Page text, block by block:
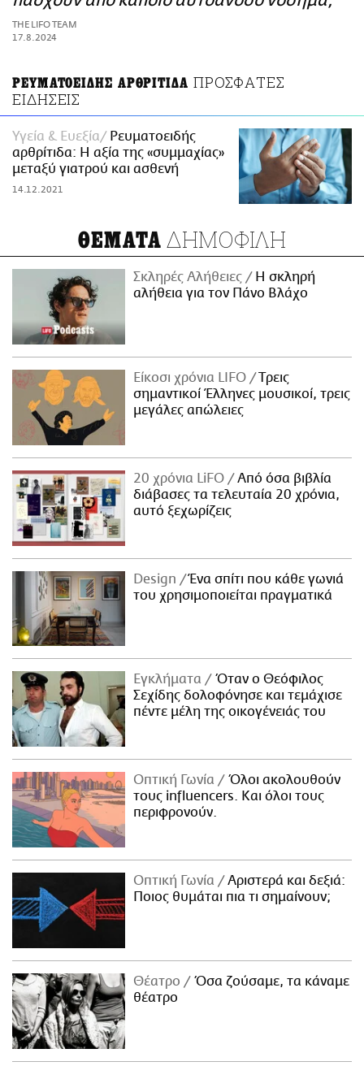
ΑΜΠΑ
PRINT
THE LIFO TEAM
17.8.2024
ΡΕΥΜΑΤΟΕΙΔΗΣ ΑΡΘΡΙΤΙΔΑ ΠΡΟΣΦΑΤΕΣ
ΕΙΔΗΣΕΙΣ
Υγεία & Ευεξία
Ρευματοειδής
αρθρίτιδα: Η αξία της «συμμαχίας»
μεταξύ γιατρού και ασθενή
14.12.2021
ΘΕΜΑΤΑ ΔΗΜΟΦΙΛΗ
Σκληρές Αλήθειες
H σκληρή
αλήθεια για τον Πάνο Βλάχο
Είκοσι χρόνια LIFO
Tρεις
σημαντικοί Έλληνες μουσικοί, τρεις
μεγάλες απώλειες
20 χρόνια LiFO
Από όσα βιβλία
διάβασες τα τελευταία 20 χρόνια,
αυτό ξεχωρίζεις
Design
Ένα σπίτι που κάθε γωνιά
του χρησιμοποιείται πραγματικά
Εγκλήματα
Όταν ο Θεόφιλος
Σεχίδης δολοφόνησε και τεμάχισε
πέντε μέλη της οικογένειάς του
Οπτική Γωνία
Όλοι ακολουθούν
τους influencers. Και όλοι τους
περιφρονούν.
Οπτική Γωνία
Αριστερά και δεξιά:
Ποιος θυμάται πια τι σημαίνουν;
Θέατρο
Όσα ζούσαμε, τα κάναμε
θέατρο